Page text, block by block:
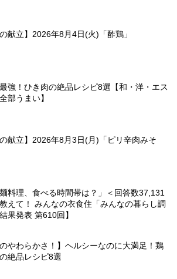
の献立】2026年8月4日(火)「酢鶏」
強！ひき肉の絶品レシピ8選【和・洋・エス
部うまい】
の献立】2026年8月3日(月)「ピリ辛肉みそ
麺料理、食べる時間帯は？」＜回答数37,131
えて！ みんなの衣食住「みんなの暮らし調
果発表 第610回】
のやわらかさ！】ヘルシーなのに大満足！鶏
絶品レシピ8選